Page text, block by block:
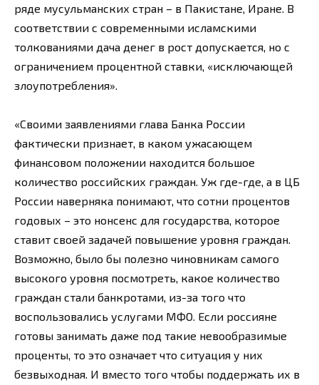
ряде мусульманских стран – в Пакистане, Иране. В
соответствии с современными исламскими
толкованиями дача денег в рост допускается, но с
ограничением процентной ставки, «исключающей
злоупотребления».
«Своими заявлениями глава Банка России
фактически признает, в каком ужасающем
финансовом положении находится большое
количество российских граждан. Уж где-где, а в ЦБ
России наверняка понимают, что сотни процентов
годовых – это нонсенс для государства, которое
ставит своей задачей повышение уровня граждан.
Возможно, было бы полезно чиновникам самого
высокого уровня посмотреть, какое количество
граждан стали банкротами, из-за того что
воспользовались услугами МФО. Если россияне
готовы занимать даже под такие невообразимые
проценты, то это означает что ситуация у них
безвыходная. И вместо того чтобы поддержать их в